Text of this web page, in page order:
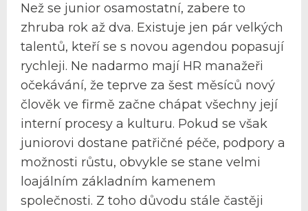
Než se junior osamostatní, zabere to
zhruba rok až dva. Existuje jen pár velkých
talentů, kteří se s novou agendou popasují
rychleji. Ne nadarmo mají HR manažeři
očekávání, že teprve za šest měsíců nový
člověk ve firmě začne chápat všechny její
interní procesy a kulturu. Pokud se však
juniorovi dostane patřičné péče, podpory a
možnosti růstu, obvykle se stane velmi
loajálním základním kamenem
společnosti. Z toho důvodu stále častěji